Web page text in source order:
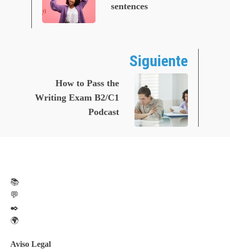
sentences
Siguiente
How to Pass the
Writing Exam B2/C1
Podcast
📚
💬
✒️
🌍
Aviso Legal